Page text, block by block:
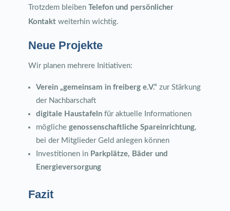
Trotzdem bleiben Telefon und persönlicher
Kontaktweiterhin wichtig.
Neue Projekte
Wir planen mehrere Initiativen:
Verein „gemeinsam in freiberg e.V.“ zur Stärkung
der Nachbarschaft
digitale Haustafelnfür aktuelle Informationen
mögliche genossenschaftliche Spareinrichtung,
bei der Mitglieder Geld anlegen können
Investitionen in Parkplätze, Bäder und
Energieversorgung
Fazit